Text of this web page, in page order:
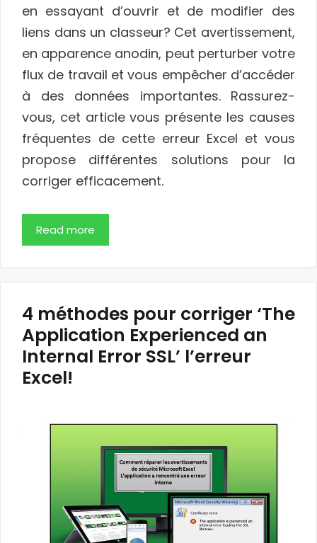
en essayant d’ouvrir et de modifier des
liens dans un classeur? Cet avertissement,
en apparence anodin, peut perturber votre
flux de travail et vous empêcher d’accéder
à des données importantes. Rassurez-
vous, cet article vous présente les causes
fréquentes de cette erreur Excel et vous
propose différentes solutions pour la
corriger efficacement.
Read more
4 méthodes pour corriger ‘The
Application Experienced an
Internal Error SSL’ l’erreur
Excel!